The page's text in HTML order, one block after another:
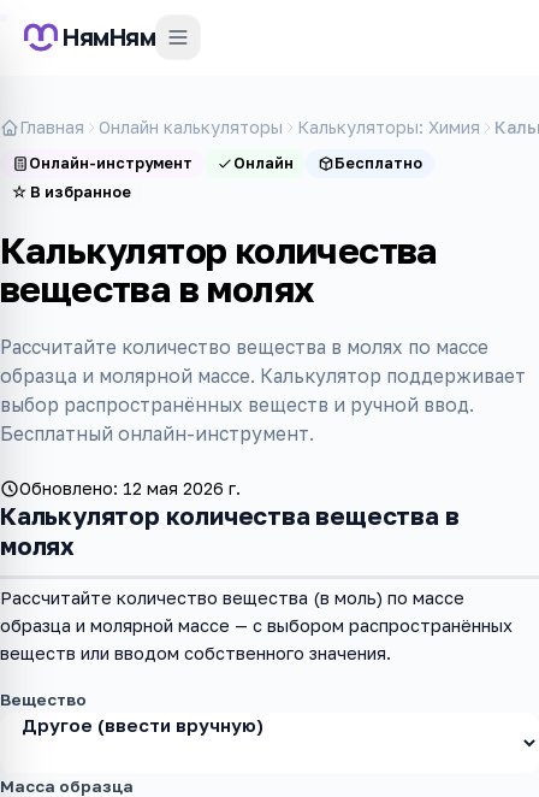
НямНям
Главная Онлайн калькуляторы Калькуляторы: Химия
Онлайн-инструмент Онлайн
Бесплатно
☆ В избранное
Калькулятор количества
вещества в молях
Рассчитайте количество вещества в молях по массе
образца и молярной массе. Калькулятор поддерживает
выбор распространённых веществ и ручной ввод.
Бесплатный онлайн-инструмент.
Обновлено: 12 мая 2026 г.
Калькулятор количества вещества в
молях
Рассчитайте количество вещества (в моль) по массе
образца и молярной массе — с выбором распространённых
веществ или вводом собственного значения.
Вещество
Масса образца